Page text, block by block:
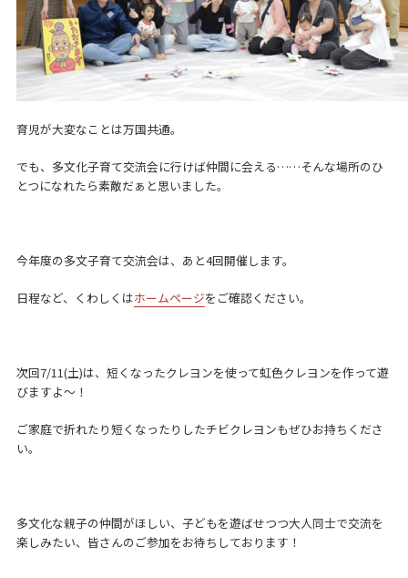
育児が大変なことは万国共通。
でも、多文化子育て交流会に行けば仲間に会える……そんな場所のひ
とつになれたら素敵だぁと思いました。
今年度の多文子育て交流会は、あと4回開催します。
日程など、くわしくはホームページをご確認ください。
次回7/11(土)は、短くなったクレヨンを使って虹色クレヨンを作って遊
びますよ～！
ご家庭で折れたり短くなったりしたチビクレヨンもぜひお持ちくださ
い。
多文化な親子の仲間がほしい、子どもを遊ばせつつ大人同士で交流を
楽しみたい、皆さんのご参加をお待ちしております！